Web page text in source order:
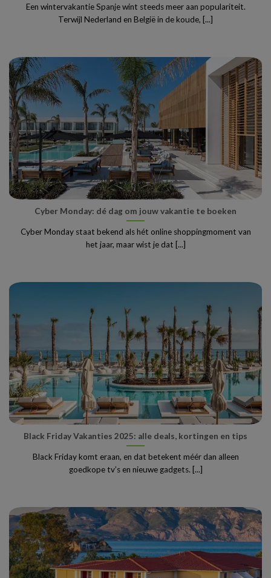
Een wintervakantie Spanje wint steeds meer aan populariteit.
Terwijl Nederland en België in de koude, [...]
Cyber Monday: dé dag om jouw vakantie te boeken
Cyber Monday staat bekend als hét online shoppingmoment van
het jaar, maar wist je dat [...]
Black Friday Vakanties 2025: alle deals, kortingen en tips
Black Friday komt eraan, en dat betekent méér dan alleen
goedkope tv’s en nieuwe gadgets. [...]